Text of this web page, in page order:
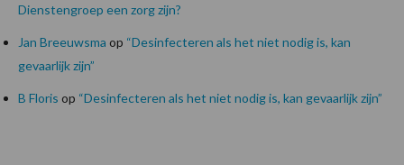
Dienstengroep een zorg zijn?
Jan Breeuwsma op “Desinfecteren als het niet nodig is, kan
gevaarlijk zijn”
B Floris op “Desinfecteren als het niet nodig is, kan gevaarlijk zijn”